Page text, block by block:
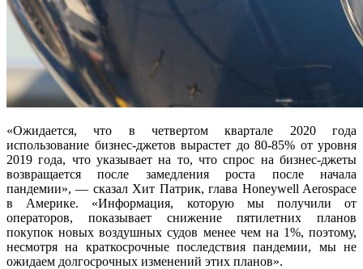
«Ожидается, что в четвертом квартале 2020 года
использование бизнес-джетов вырастет до 80-85% от уровня
2019 года, что указывает на то, что спрос на бизнес-джеты
возвращается после замедления роста после начала
пандемии», — сказал Хит Патрик, глава Honeywell Aerospace
в Америке. «Информация, которую мы получили от
операторов, показывает снижение пятилетних планов
покупок новых воздушных судов менее чем на 1%, поэтому,
несмотря на краткосрочные последствия пандемии, мы не
ожидаем долгосрочных изменений этих планов».